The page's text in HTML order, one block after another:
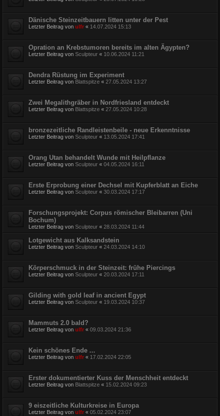
Dänische Steinzeitbauern litten unter der Pest
Letzter Beitrag von ulfr « 14.07.2024 15:13
Opration an Krebstumoren bereits im alten Ägypten?
Letzter Beitrag von Sculpteur « 10.06.2024 11:21
Dendra Rüstung im Experiment
Letzter Beitrag von Blattspitze « 27.05.2024 13:27
Zwei Megalithgräber in Nordfriesland entdeckt
Letzter Beitrag von Blattspitze « 27.05.2024 10:28
bronzezeitliche Randleistenbeile - neue Erkenntnisse
Letzter Beitrag von Sculpteur « 13.05.2024 17:41
Orang Utan behandelt Wunde mit Heilpflanze
Letzter Beitrag von Sculpteur « 04.05.2024 16:11
Erste Erprobung einer Dechsel mit Kupferblatt an Eiche
Letzter Beitrag von Sculpteur « 30.03.2024 17:17
Forschungsprojekt: Corpus römischer Bleibarren (Uni
Bochum)
Letzter Beitrag von Sculpteur « 28.03.2024 11:44
Lotgewicht aus Kalksandstein
Letzter Beitrag von Sculpteur « 24.03.2024 14:10
Körperschmuck in der Steinzeit: frühe Piercings
Letzter Beitrag von Sculpteur « 20.03.2024 17:11
Gilding with gold leaf in ancient Egypt
Letzter Beitrag von Sculpteur « 19.03.2024 10:37
Mammuts 2.0 bald?
Letzter Beitrag von ulfr « 09.03.2024 21:36
Kein schönes Ende ...
Letzter Beitrag von ulfr « 17.02.2024 22:05
Erster dokumentierter Kuss der Menschheit entdeckt
Letzter Beitrag von Blattspitze « 15.02.2024 09:23
9 eiszeitliche Kulturkreise in Europa
Letzter Beitrag von ulfr « 05.02.2024 23:07